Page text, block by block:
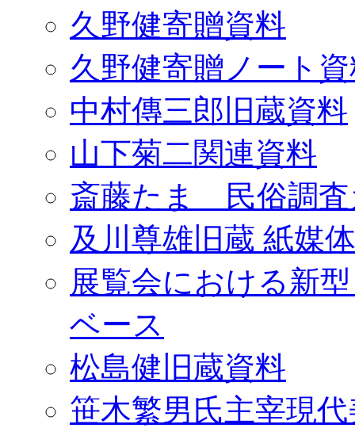
久野健寄贈資料
久野健寄贈ノート
中村傳三郎旧蔵資料
山下菊二関連資料
斎藤たま 民俗調査
及川尊雄旧蔵 紙媒
展覧会における新
ベース
松島健旧蔵資料
笹木繁男氏主宰現